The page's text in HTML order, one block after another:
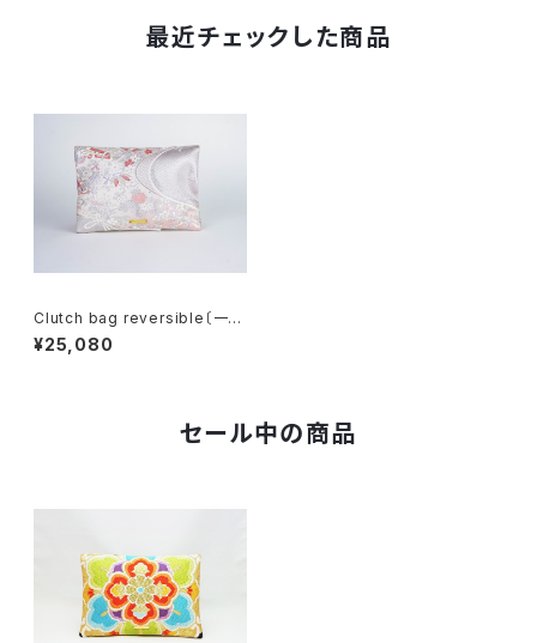
最近チェックした商品
Clutch bag reversible〔一点
物〕C142R
¥25,080
セール中の商品